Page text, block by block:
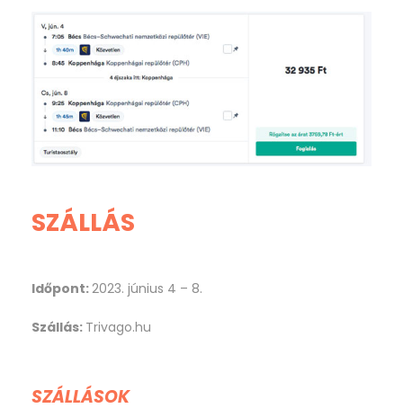
SZÁLLÁS
Időpont:2023. június 4 – 8.
Szállás: Trivago.hu
SZÁLLÁSOK